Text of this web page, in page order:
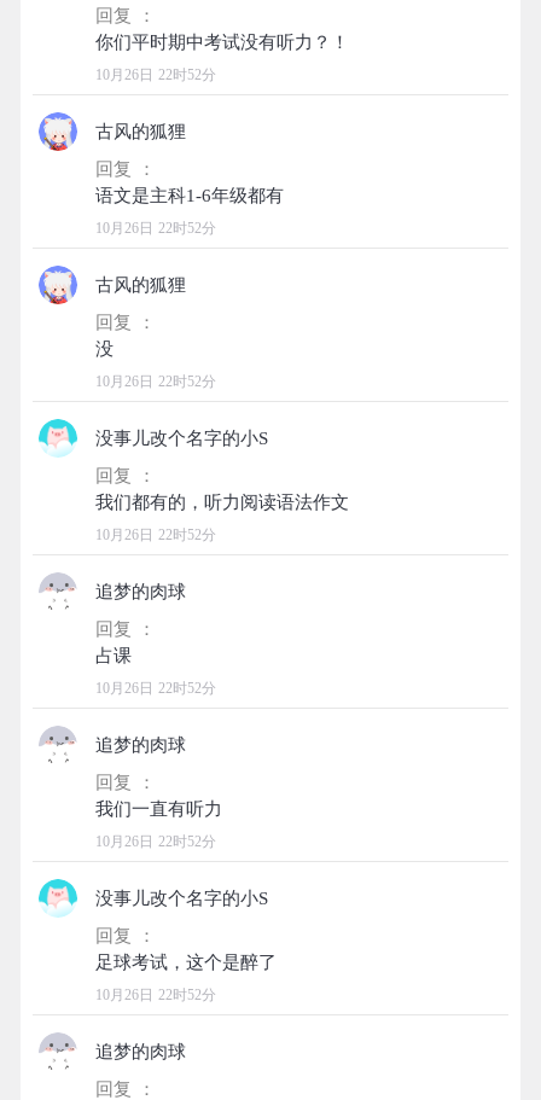
回复 ：
10月26日 22时52分
古风的狐狸
回复 ：
10月26日 22时52分
古风的狐狸
回复 ：
10月26日 22时52分
没事儿改个名字的小S
回复 ：
10月26日 22时52分
追梦的肉球
回复 ：
10月26日 22时52分
追梦的肉球
回复 ：
10月26日 22时52分
没事儿改个名字的小S
回复 ：
10月26日 22时52分
追梦的肉球
回复 ：